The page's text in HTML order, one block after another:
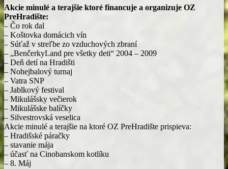
Akcie minulé a terajšie ktoré financuje a organizuje OZ
PreHradište:
– Čo rok dal
– Koštovka domácich vín
– Súťaž v streľbe zo vzduchových zbraní
– „BenčerkyLand pre všetky deti“ 2004 – 2009
– Deň detí na Hradišti
– Nohejbalový turnaj
– Vatra SNP
– Jablkový festival
– Mikulášsky večierok
– Mikulášske balíčky
– Silvestrovská veselica
Akcie minulé a terajšie na ktoré OZ PreHradište prispieva:
– Hradišské páračky
– stavanie mája
– účasť na Cinobanskom kotlíku
– 8. Máj